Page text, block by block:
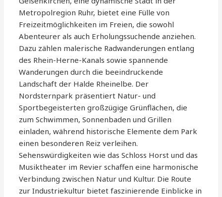
Metropolregion Ruhr, bietet eine Fülle von
Freizeitmöglichkeiten im Freien, die sowohl
Abenteurer als auch Erholungssuchende anziehen.
Dazu zählen malerische Radwanderungen entlang
des Rhein-Herne-Kanals sowie spannende
Wanderungen durch die beeindruckende
Landschaft der Halde Rheinelbe. Der
Nordsternpark präsentiert Natur- und
Sportbegeisterten großzügige Grünflächen, die
zum Schwimmen, Sonnenbaden und Grillen
einladen, während historische Elemente dem Park
einen besonderen Reiz verleihen.
Sehenswürdigkeiten wie das Schloss Horst und das
Musiktheater im Revier schaffen eine harmonische
Verbindung zwischen Natur und Kultur. Die Route
zur Industriekultur bietet faszinierende Einblicke in